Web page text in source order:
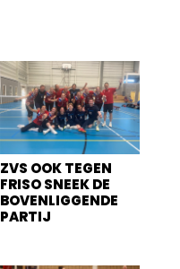
ZVS OOK TEGEN
FRISO SNEEK DE
BOVENLIGGENDE
PARTIJ